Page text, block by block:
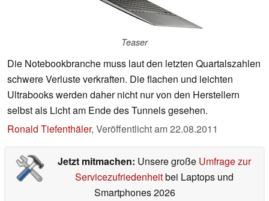
Teaser
Die Notebookbranche muss laut den letzten Quartalszahlen
schwere Verluste verkraften. Die flachen und leichten
Ultrabooks werden daher nicht nur von den Herstellern
selbst als Licht am Ende des Tunnels gesehen.
Ronald Tiefenthäler, Veröffentlicht am22.08.2011
Jetzt mitmachen: Unsere große Umfrage zur
Servicezufriedenheitbei Laptops und
Smartphones 2026